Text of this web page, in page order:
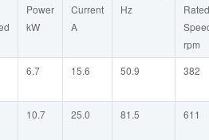
Power
kW
Current
A
Hz
Rated
rpm
6.7 15.6 50.9 382
10.7 25.0 81.5 611